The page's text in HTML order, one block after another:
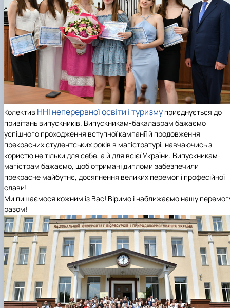
Колектив ННІ неперервної освіти і туризму приєднується до
привітань випускників. Випускникам-бакалаврам бажаємо
успішного проходження вступної кампанії й продовження
прекрасних студентських років в магістратурі, навчаючись з
користю не тільки для себе, а й для всієї України. Випускникам-
магістрам бажаємо, щоб отримані дипломи забезпечили
прекрасне майбутнє, досягнення великих перемог і професійної
слави!
Ми пишаємося кожним із Вас! Віримо і наближаємо нашу
разом!